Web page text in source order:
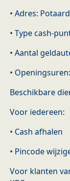
• Adres:
• Type cash-
• Aantal
•
Beschikbare
Voor iedereen:
• Cash afhalen
• Pincode
Voor klanten